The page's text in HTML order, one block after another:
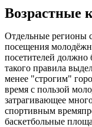
Возрастные
Отдельные регионы
посещения
посетителей должно
такого правила
менее "строгим"
время с пользой
затрагивающее
спортивным
баскетбольные